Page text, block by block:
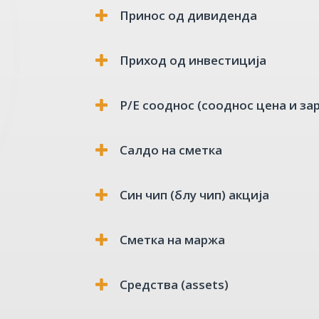
Принос од дивиденда
Приход од инвестиција
Р/Е сооднос (сооднос цена и
Салдо на сметка
Син чип (блу чип) акција
Сметка на маржа
Средства (assets)